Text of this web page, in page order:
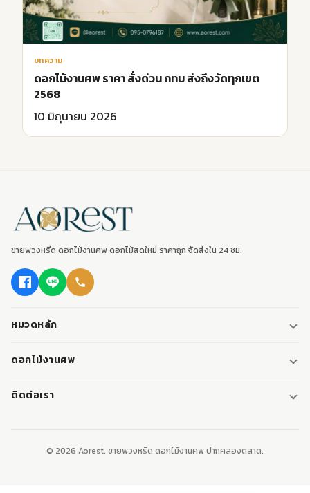
บทความ
ดอกไม้งานศพ ราคา สั่งด่วน กทม ส่งถึงวัดทุกเขต
2568
10 มิถุนายน 2026
ขายพวงหรีด ดอกไม้งานศพ ดอกไม้สดใหม่ ราคาถูก จัดส่งใน 24 ชม.
หมวดหลัก
พวงหรีด
พวงหรีดมาลา
หรีดหนังสือ
ดอกไม้งานศพ
ดอกไม้หน้าศพ
ติดต่อเรา
© 2026 Aorest. ขายพวงหรีด ดอกไม้งานศพ ปากคลองตลาด.